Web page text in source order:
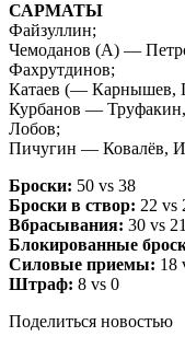
САРМАТЫ
Файзуллин;
Чемоданов (А) —
Фахрутдинов;
Катаев (— Карнышев,
Курбанов —
Лобов;
Пичугин — Ковалёв,
Броски: 50 vs 38
Броски в створ: 22 vs
Вбрасывания: 30 vs 21
Блокированные
Силовые приемы: 18
Штраф: 8 vs 0
Поделиться новостью